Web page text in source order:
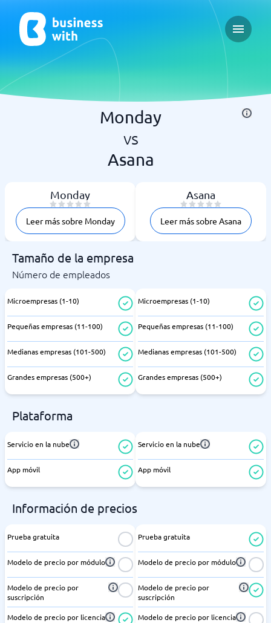
Open
Monday
vs
Asana
Monday
Leer más sobre Monday
Asana
Leer más sobre Asana
Tamaño de la empresa
Número de empleados
Microempresas (1-10)
Pequeñas empresas (11-100)
Medianas empresas (101-500)
Grandes empresas (500+)
Microempresas (1-10)
Pequeñas empresas (11-100)
Medianas empresas (101-500)
Grandes empresas (500+)
Plataforma
Servicio en la nube
App móvil
Servicio en la nube
App móvil
Información de precios
Prueba gratuita
Modelo de precio por módulo
Modelo de precio por
suscripción
Modelo de precio por licencia
Prueba gratuita
Modelo de precio por módulo
Modelo de precio por
suscripción
Modelo de precio por licencia